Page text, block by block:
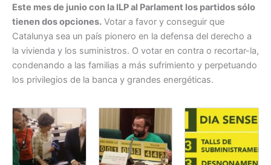
Este mes de junio con la ILP al Parlament los partidos sólo
tienen dos opciones. Votar a favor y conseguir que
Catalunya sea un país pionero en la defensa del derecho a
la vivienda y los suministros. O votar en contra o recortar-la,
condenando a las familias a más sufrimiento y perpetuando
los privilegios de la banca y grandes energéticas.